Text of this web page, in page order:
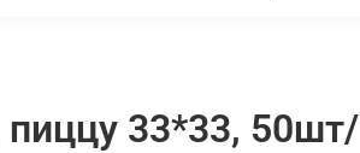
33*33, 50шт/